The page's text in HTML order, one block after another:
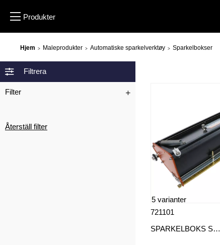
Hjem > Maleprodukter > Automatiske sparkelverktøy > Sparkelbokser
Filtrera
Filter
Återställ filter
SPARKELBOKS SPEEDCLEAN
721101
5 varianter